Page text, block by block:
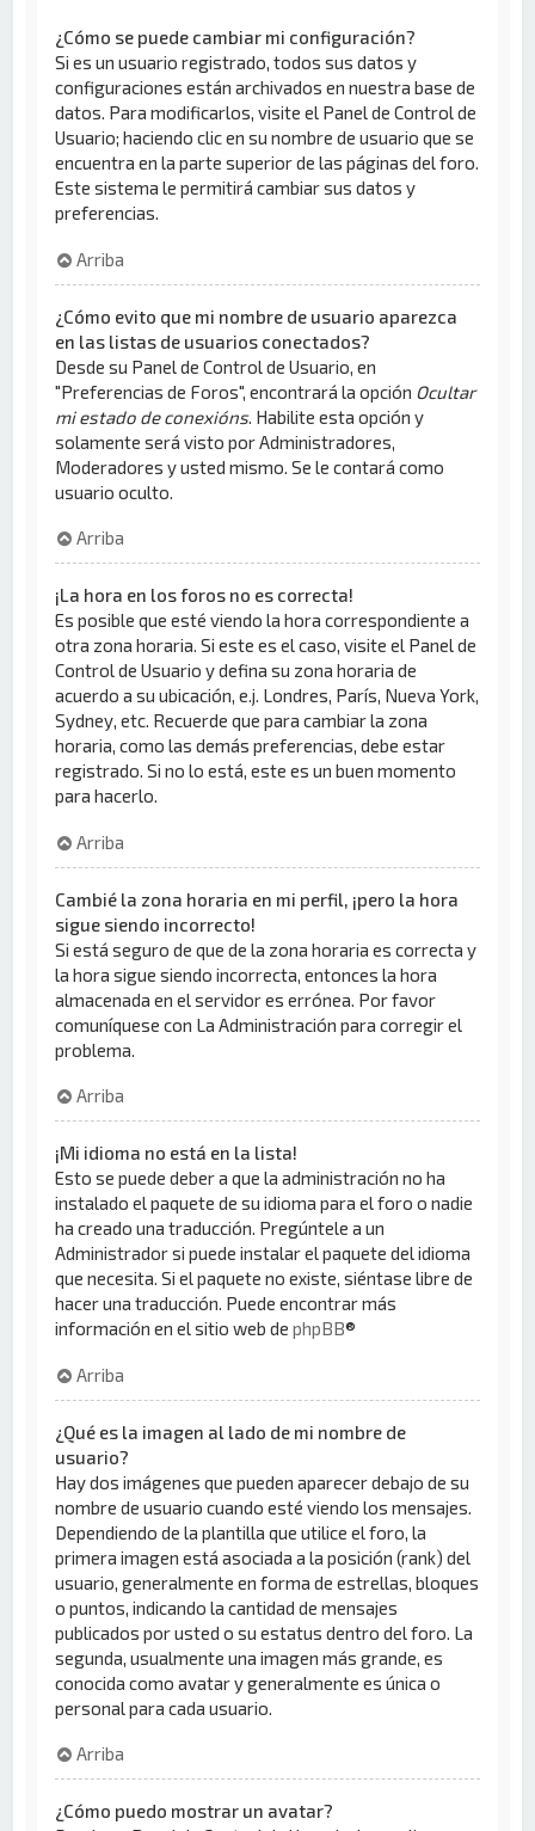
¿Cómo se puede cambiar mi configuración?
Si es un usuario registrado, todos sus datos y
configuraciones están archivados en nuestra base de
datos. Para modificarlos, visite el Panel de Control de
Usuario; haciendo clic en su nombre de usuario que se
encuentra en la parte superior de las páginas del foro.
Este sistema le permitirá cambiar sus datos y
preferencias.
Arriba
¿Cómo evito que mi nombre de usuario aparezca
en las listas de usuarios conectados?
Desde su Panel de Control de Usuario, en
"Preferencias de Foros", encontrará la opción Ocultar
mi estado de conexións. Habilite esta opción y
solamente será visto por Administradores,
Moderadores y usted mismo. Se le contará como
usuario oculto.
Arriba
¡La hora en los foros no es correcta!
Es posible que esté viendo la hora correspondiente a
otra zona horaria. Si este es el caso, visite el Panel de
Control de Usuario y defina su zona horaria de
acuerdo a su ubicación, e.j. Londres, París, Nueva York,
Sydney, etc. Recuerde que para cambiar la zona
horaria, como las demás preferencias, debe estar
registrado. Si no lo está, este es un buen momento
para hacerlo.
Arriba
Cambié la zona horaria en mi perfil, ¡pero la hora
sigue siendo incorrecto!
Si está seguro de que de la zona horaria es correcta y
la hora sigue siendo incorrecta, entonces la hora
almacenada en el servidor es errónea. Por favor
comuníquese con La Administración para corregir el
problema.
Arriba
¡Mi idioma no está en la lista!
Esto se puede deber a que la administración no ha
instalado el paquete de su idioma para el foro o nadie
ha creado una traducción. Pregúntele a un
Administrador si puede instalar el paquete del idioma
que necesita. Si el paquete no existe, siéntase libre de
hacer una traducción. Puede encontrar más
información en el sitio web dephpBB®
Arriba
¿Qué es la imagen al lado de mi nombre de
usuario?
Hay dos imágenes que pueden aparecer debajo de su
nombre de usuario cuando esté viendo los mensajes.
Dependiendo de la plantilla que utilice el foro, la
primera imagen está asociada a la posición (rank) del
usuario, generalmente en forma de estrellas, bloques
o puntos, indicando la cantidad de mensajes
publicados por usted o su estatus dentro del foro. La
segunda, usualmente una imagen más grande, es
conocida como avatar y generalmente es única o
personal para cada usuario.
Arriba
¿Cómo puedo mostrar un avatar?